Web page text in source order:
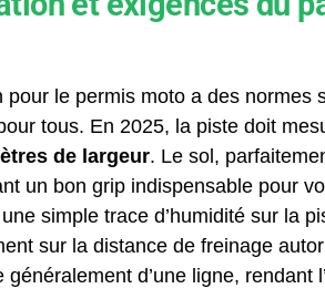
pour le permis moto a des
tous. En 2025, la piste doit
de largeur. Le sol,
un bon grip indispensable pour
simple trace d’humidité sur la
sur la distance de freinage
d’une ligne, rendant